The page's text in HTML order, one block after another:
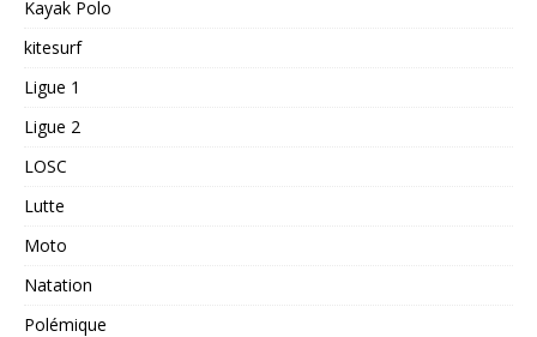
Kayak Polo
kitesurf
Ligue 1
Ligue 2
LOSC
Lutte
Moto
Natation
Polémique